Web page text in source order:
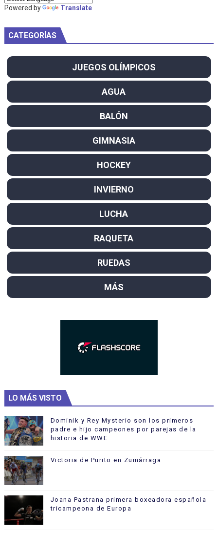
Powered by Translate
CATEGORÍAS
JUEGOS OLÍMPICOS
AGUA
BALÓN
GIMNASIA
HOCKEY
INVIERNO
LUCHA
RAQUETA
RUEDAS
MÁS
LO MÁS VISTO
Dominik y Rey Mysterio son los primeros
padre e hijo campeones por parejas de la
historia de WWE
Victoria de Purito en Zumárraga
Joana Pastrana primera boxeadora española
tricampeona de Europa